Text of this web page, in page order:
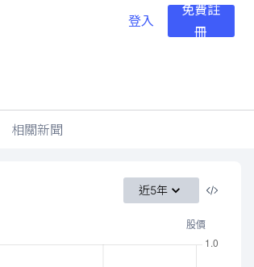
登入
免費註
冊
相關新聞
近5年